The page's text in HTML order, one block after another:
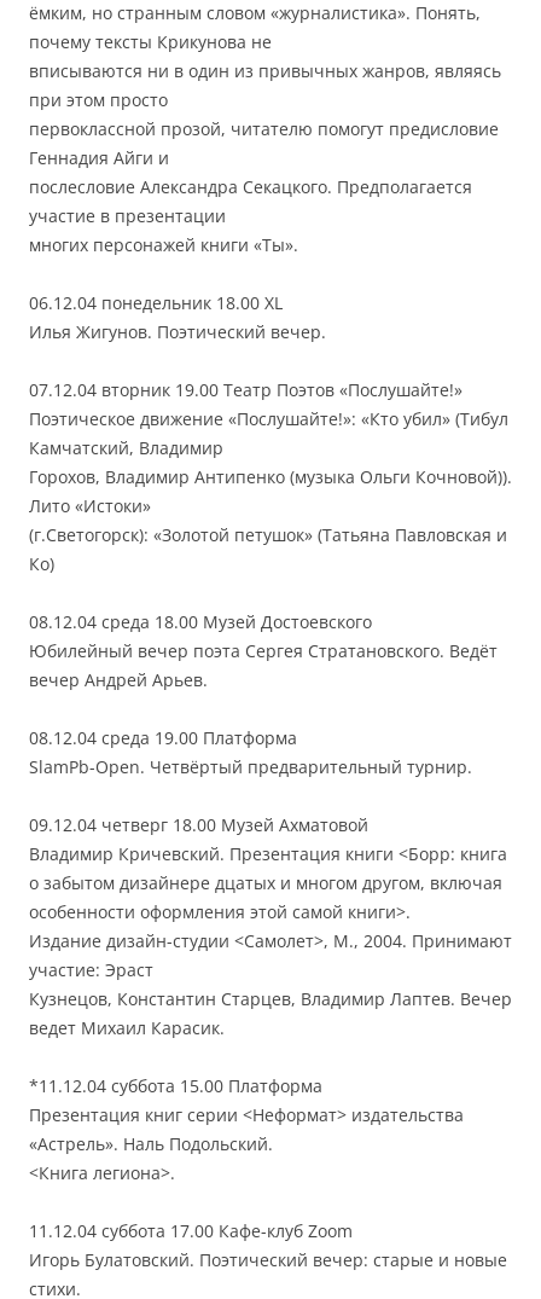
ёмким, но странным словом «журналистика». Понять,
почему тексты Крикунова не
вписываются ни в один из привычных жанров, являясь
при этом просто
первоклассной прозой, читателю помогут предисловие
Геннадия Айги и
послесловие Александра Секацкого. Предполагается
участие в презентации
многих персонажей книги «Ты».
06.12.04 понедельник 18.00 XL
Илья Жигунов. Поэтический вечер.
07.12.04 вторник 19.00 Театр Поэтов «Послушайте!»
Поэтическое движение «Послушайте!»: «Кто убил» (Тибул
Камчатский, Владимир
Горохов, Владимир Антипенко (музыка Ольги Кочновой)).
Лито «Истоки»
(г.Светогорск): «Золотой петушок» (Татьяна Павловская и
Ко)
08.12.04 среда 18.00 Музей Достоевского
Юбилейный вечер поэта Сергея Стратановского. Ведёт
вечер Андрей Арьев.
08.12.04 среда 19.00 Платформа
SlamРb-Open. Четвёртый предварительный турнир.
09.12.04 четверг 18.00 Музей Ахматовой
Владимир Кричевский. Презентация книги <Борр: книга
о забытом дизайнере дцатых и многом другом, включая
особенности оформления этой самой книги>.
Издание дизайн-студии <Самолет>, М., 2004. Принимают
участие: Эраст
Кузнецов, Константин Старцев, Владимир Лаптев. Вечер
ведет Михаил Карасик.
*11.12.04 суббота 15.00 Платформа
Презентация книг серии <Неформат> издательства
«Астрель». Наль Подольский.
<Книга легиона>.
11.12.04 суббота 17.00 Кафе-клуб Zoom
Игорь Булатовский. Поэтический вечер: старые и новые
стихи.